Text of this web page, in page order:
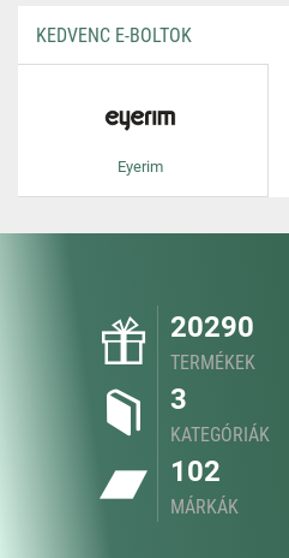
KEDVENC E-BOLTOK
Eyerim
20290
TERMÉKEK
3
KATEGÓRIÁK
102
MÁRKÁK